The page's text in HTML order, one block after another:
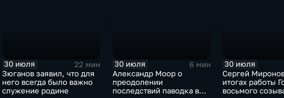
30 июля
22 мин
Зюганов заявил, что для
него всегда было важно
служение родине
30 июля
6 мин
Александр Моор о
преодолении
последствий паводка в
30 июля
Сергей
итогах работы
восьмого